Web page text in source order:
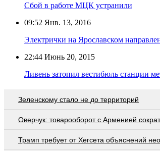
Сбой в работе МЦК устранили
09:52 Янв. 13, 2016
Электрички на Ярославском
22:44 Июнь 20, 2015
Ливень затопил вестибюль станции
Зеленскому стало не до территорий
Оверчук: товарооборот с Арменией
Трамп требует от Хегсета объяснений